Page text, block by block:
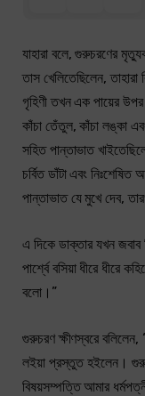
যাহারা বলে, গুরুচরণের
তাস খেলিতেছিলেন,
গৃহিণী তখন এক পায়ের উপর
কাঁচা তেঁতুল, কাঁচা লঙ্কা
সহিত পান্তাভাত
চর্বিত ডাঁটা এবং
পান্তাভাত যে মুখে দেব,
এ দিকে ডাক্তার যখন জবাব
পার্শ্বে বসিয়া ধীরে ধীরে
বলো।”
গুরুচরণ ক্ষীণস্বরে
লইয়া প্রস্তুত হইলেন।
বিষয়সম্পত্তি আমার